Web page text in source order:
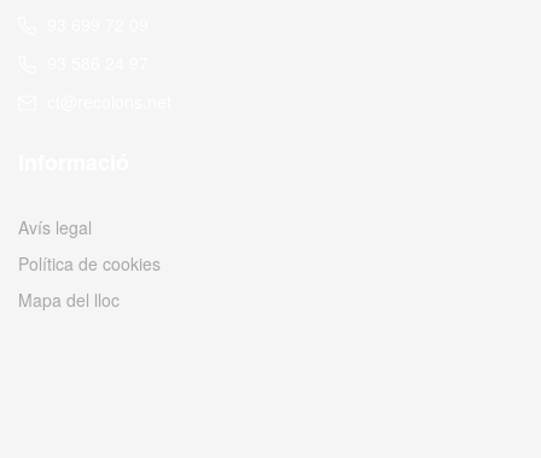
Avís legal
Política de cookies
Mapa del lloc